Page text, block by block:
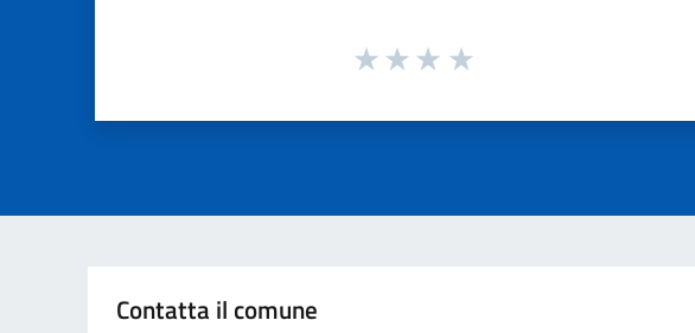
Contatta il comune